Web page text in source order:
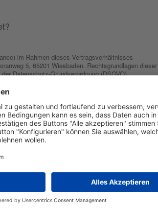
im Rahmen dieses Vertragsverhältnisses
5, 65201 Wiesbaden. Rechtsgrundlagen dieser
Datenschutz-Grundverordnung (DSGVO).
dürfen nur erfolgen, soweit dies zur Wahrung
erforderlich ist und nicht die Interessen oder
Schutz personenbezogener Daten erfordern,
von der SCHUFA übermittelten
eine bei der SCHUFA oder einem anderen
erkennen, ob eine Person unter der vom
gespeichert ist. Nähere Informationen zur Tätigkeit
entnommen oder online unter
nach Einholung Ihrer Einwilligung Art. 6 Abs. 1 lit. a
sich auf der Seitehttps://www.friendsurance.de